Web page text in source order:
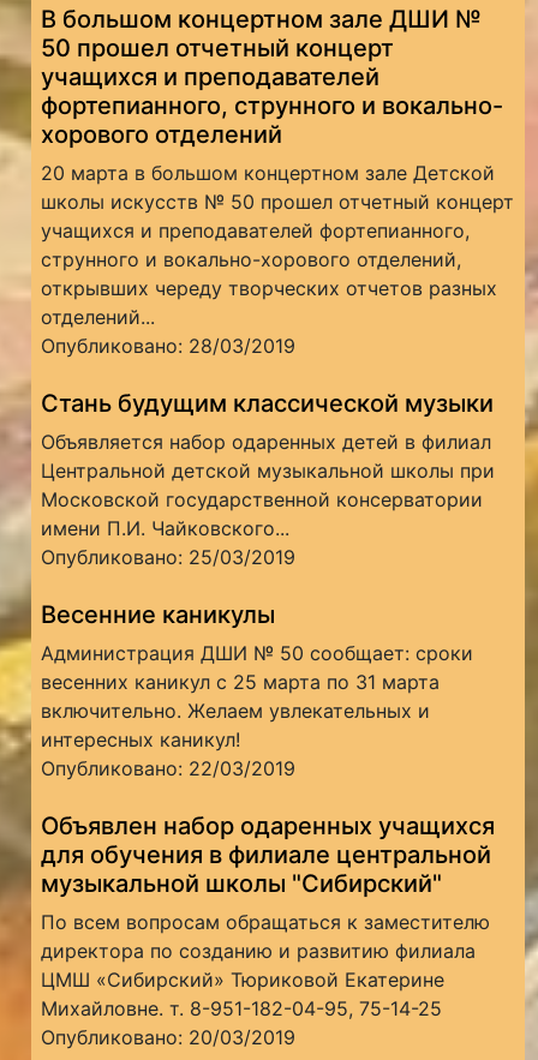
В большом концертном зале ДШИ №
50 прошел отчетный концерт
учащихся и преподавателей
фортепианного, струнного и вокально-
хорового отделений
20 марта в большом концертном зале Детской
школы искусств № 50 прошел отчетный концерт
учащихся и преподавателей фортепианного,
струнного и вокально-хорового отделений,
открывших череду творческих отчетов разных
отделений...
Опубликовано: 28/03/2019
Стань будущим классической музыки
Объявляется набор одаренных детей в филиал
Центральной детской музыкальной школы при
Московской государственной консерватории
имени П.И. Чайковского...
Опубликовано: 25/03/2019
Весенние каникулы
Администрация ДШИ № 50 сообщает: сроки
весенних каникул с 25 марта по 31 марта
включительно. Желаем увлекательных и
интересных каникул!
Опубликовано: 22/03/2019
Объявлен набор одаренных учащихся
для обучения в филиале центральной
музыкальной школы "Сибирский"
По всем вопросам обращаться к заместителю
директора по созданию и развитию филиала
ЦМШ «Сибирский» Тюриковой Екатерине
Михайловне. т. 8-951-182-04-95, 75-14-25
Опубликовано: 20/03/2019